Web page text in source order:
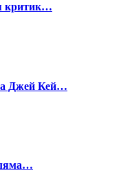
критик…
Джей Кей…